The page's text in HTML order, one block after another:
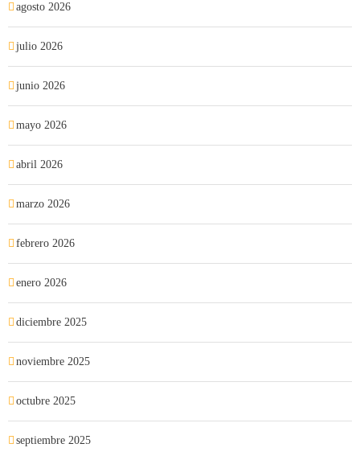
agosto 2026
julio 2026
junio 2026
mayo 2026
abril 2026
marzo 2026
febrero 2026
enero 2026
diciembre 2025
noviembre 2025
octubre 2025
septiembre 2025